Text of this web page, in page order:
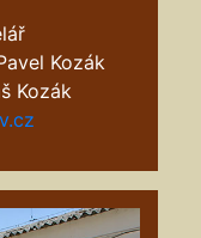
Kozák
Kozák